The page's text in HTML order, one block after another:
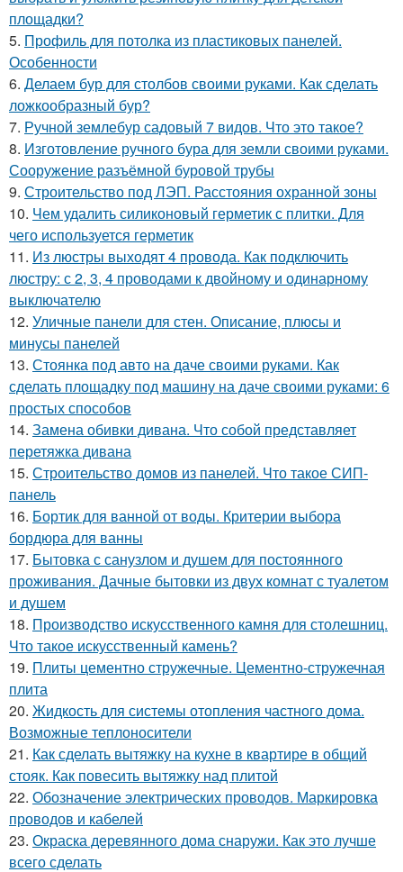
площадки?
5. Профиль для потолка из пластиковых панелей.
Особенности
6. Делаем бур для столбов своими руками. Как сделать
ложкообразный бур?
7. Ручной землебур садовый 7 видов. Что это такое?
8. Изготовление ручного бура для земли своими руками.
Сооружение разъёмной буровой трубы
9. Строительство под ЛЭП. Расстояния охранной зоны
10. Чем удалить силиконовый герметик с плитки. Для
чего используется герметик
11. Из люстры выходят 4 провода. Как подключить
люстру: с 2, 3, 4 проводами к двойному и одинарному
выключателю
12. Уличные панели для стен. Описание, плюсы и
минусы панелей
13. Стоянка под авто на даче своими руками. Как
сделать площадку под машину на даче своими руками: 6
простых способов
14. Замена обивки дивана. Что собой представляет
перетяжка дивана
15. Строительство домов из панелей. Что такое СИП-
панель
16. Бортик для ванной от воды. Критерии выбора
бордюра для ванны
17. Бытовка с санузлом и душем для постоянного
проживания. Дачные бытовки из двух комнат с туалетом
и душем
18. Производство искусственного камня для столешниц.
Что такое искусственный камень?
19. Плиты цементно стружечные. Цементно-стружечная
плита
20. Жидкость для системы отопления частного дома.
Возможные теплоносители
21. Как сделать вытяжку на кухне в квартире в общий
стояк. Как повесить вытяжку над плитой
22. Обозначение электрических проводов. Маркировка
проводов и кабелей
23. Окраска деревянного дома снаружи. Как это лучше
всего сделать